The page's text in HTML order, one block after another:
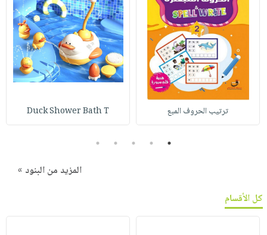
ترتيب الحروف المبع Duck Shower Bath T
1
2
3
4
5
المزيد من البنود »
كل الأقسام